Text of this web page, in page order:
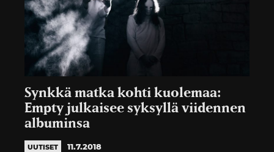
Synkkä matka kohti kuolemaa:
Empty julkaisee syksyllä viidennen
albuminsa
UUTISET 11.7.2018